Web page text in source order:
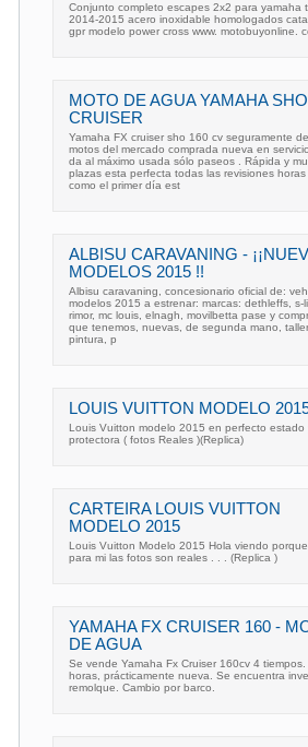
Conjunto completo escapes 2x2 para yamaha
2014-2015 acero inoxidable homologados
gpr modelo power cross www. motobuyonline.
MOTO DE AGUA YAMAHA SHO
CRUISER
Yamaha FX cruiser sho 160 cv seguramente
motos del mercado comprada nueva en
da al máximo usada sólo paseos . Rápida y
plazas esta perfecta todas las revisiones
como el primer día est
ALBISU CARAVANING -
MODELOS 2015 !!
Albisu caravaning, concesionario oficial de:
modelos 2015 a estrenar: marcas: dethleffs, s-
rimor, mc louis, elnagh, movilbetta pase y
que tenemos, nuevas, de segunda mano,
pintura, p
LOUIS VUITTON MODELO
Louis Vuitton modelo 2015 en perfecto
protectora ( fotos Reales )(Replica)
CARTEIRA LOUIS VUITTON
MODELO 2015
Louis Vuitton Modelo 2015 Hola viendo
para mi las fotos son reales . . . (Replica )
YAMAHA FX CRUISER 160 -
DE AGUA
Se vende Yamaha Fx Cruiser 160cv 4
horas, prácticamente nueva. Se encuentra
remolque. Cambio por barco.